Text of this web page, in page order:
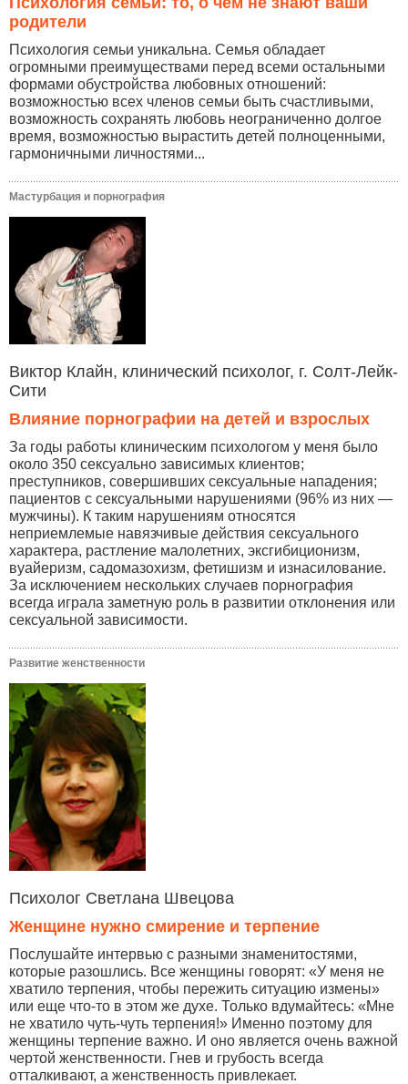
родители
Психология семьи уникальна. Семья обладает
огромными преимуществами перед всеми остальными
формами обустройства любовных отношений:
возможностью всех членов семьи быть счастливыми,
возможность сохранять любовь неограниченно долгое
время, возможностью вырастить детей полноценными,
гармоничными личностями...
Мастурбация и порнография
Виктор Клайн, клинический психолог, г. Солт-Лейк-
Сити
Влияние порнографии на детей и взрослых
За годы работы клиническим психологом у меня было
около 350 сексуально зависимых клиентов;
преступников, совершивших сексуальные нападения;
пациентов с сексуальными нарушениями (96% из них —
мужчины). К таким нарушениям относятся
неприемлемые навязчивые действия сексуального
характера, растление малолетних, эксгибиционизм,
вуайеризм, садомазохизм, фетишизм и изнасилование.
За исключением нескольких случаев порнография
всегда играла заметную роль в развитии отклонения или
сексуальной зависимости.
Развитие женственности
Психолог Светлана Швецова
Женщине нужно смирение и терпение
Послушайте интервью с разными знаменитостями,
которые разошлись. Все женщины говорят: «У меня не
хватило терпения, чтобы пережить ситуацию измены»
или еще что-то в этом же духе. Только вдумайтесь: «Мне
не хватило чуть-чуть терпения!» Именно поэтому для
женщины терпение важно. И оно является очень важной
чертой женственности. Гнев и грубость всегда
отталкивают, а женственность привлекает.